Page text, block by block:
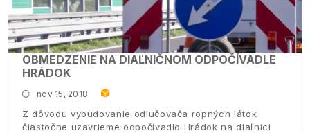
OBMEDZENIE NA DIAĽNIČNOM ODPOČÍVADLE
HRÁDOK
nov 15, 2018
Z dôvodu vybudovanie odlučovača ropných látok
čiastočne uzavrieme odpočívadlo Hrádok na diaľnici